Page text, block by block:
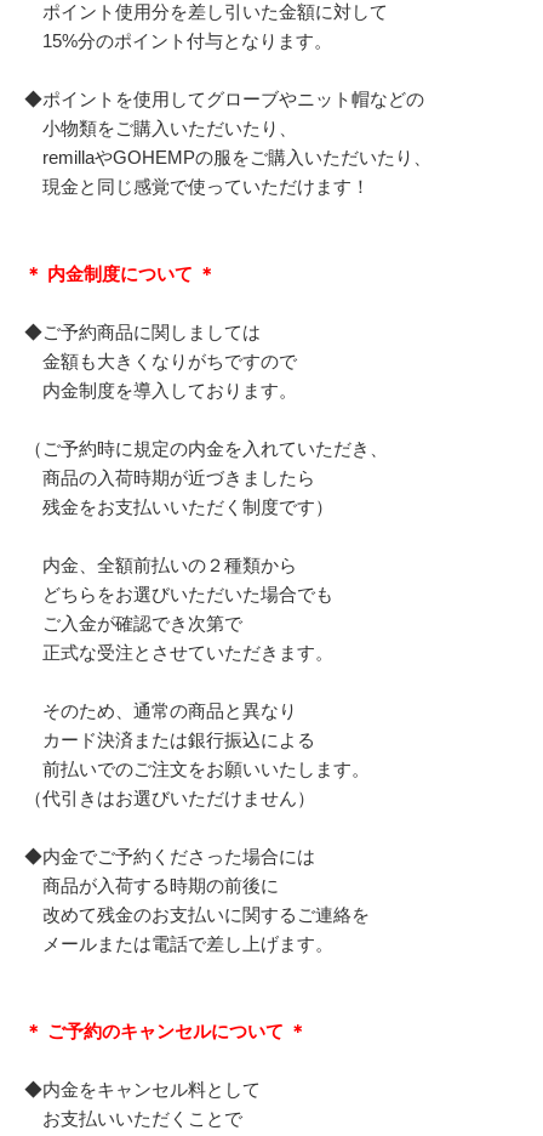
ポイント使用分を差し引いた金額に対して
15%分のポイント付与となります。
◆ポイントを使用してグローブやニット帽などの
小物類をご購入いただいたり、
remillaやGOHEMPの服をご購入いただいたり、
現金と同じ感覚で使っていただけます！
＊ 内金制度について ＊
◆ご予約商品に関しましては
金額も大きくなりがちですので
内金制度を導入しております。
（ご予約時に規定の内金を入れていただき、
商品の入荷時期が近づきましたら
残金をお支払いいただく制度です）
内金、全額前払いの２種類から
どちらをお選びいただいた場合でも
ご入金が確認でき次第で
正式な受注とさせていただきます。
そのため、通常の商品と異なり
カード決済または銀行振込による
前払いでのご注文をお願いいたします。
（代引きはお選びいただけません）
◆内金でご予約くださった場合には
商品が入荷する時期の前後に
改めて残金のお支払いに関するご連絡を
メールまたは電話で差し上げます。
＊ ご予約のキャンセルについて ＊
◆内金をキャンセル料として
お支払いいただくことで